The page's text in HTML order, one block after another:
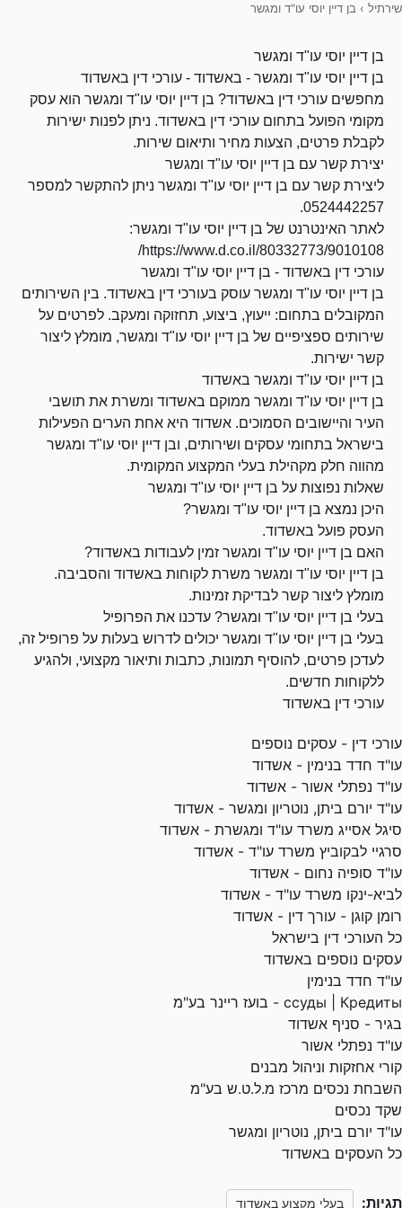
שירתיל › בן דיין יוסי עו"ד ומגשר
בן דיין יוסי עו"ד ומגשר
בן דיין יוסי עו"ד ומגשר - באשדוד - עורכי דין באשדוד
מחפשים עורכי דין באשדוד? בן דיין יוסי עו"ד ומגשר הוא עסק
מקומי הפועל בתחום עורכי דין באשדוד. ניתן לפנות ישירות
לקבלת פרטים, הצעות מחיר ותיאום שירות.
יצירת קשר עם בן דיין יוסי עו"ד ומגשר
ליצירת קשר עם בן דיין יוסי עו"ד ומגשר ניתן להתקשר למספר
0524442257.
לאתר האינטרנט של בן דיין יוסי עו"ד ומגשר:
https://www.d.co.il/80332773/9010108/
עורכי דין באשדוד - בן דיין יוסי עו"ד ומגשר
בן דיין יוסי עו"ד ומגשר עוסק בעורכי דין באשדוד. בין השירותים
המקובלים בתחום: ייעוץ, ביצוע, תחזוקה ומעקב. לפרטים על
שירותים ספציפיים של בן דיין יוסי עו"ד ומגשר, מומלץ ליצור
קשר ישירות.
בן דיין יוסי עו"ד ומגשר באשדוד
בן דיין יוסי עו"ד ומגשר ממוקם באשדוד ומשרת את תושבי
העיר והיישובים הסמוכים. אשדוד היא אחת הערים הפעילות
בישראל בתחומי עסקים ושירותים, ובן דיין יוסי עו"ד ומגשר
מהווה חלק מקהילת בעלי המקצוע המקומית.
שאלות נפוצות על בן דיין יוסי עו"ד ומגשר
היכן נמצא בן דיין יוסי עו"ד ומגשר?
העסק פועל באשדוד.
האם בן דיין יוסי עו"ד ומגשר זמין לעבודות באשדוד?
בן דיין יוסי עו"ד ומגשר משרת לקוחות באשדוד והסביבה.
מומלץ ליצור קשר לבדיקת זמינות.
בעלי בן דיין יוסי עו"ד ומגשר? עדכנו את הפרופיל
בעלי בן דיין יוסי עו"ד ומגשר יכולים לדרוש בעלות על פרופיל זה,
לעדכן פרטים, להוסיף תמונות, כתבות ותיאור מקצועי, ולהגיע
ללקוחות חדשים.
עורכי דין באשדוד
עורכי דין - עסקים נוספים
עו"ד חדד בנימין - אשדוד
עו"ד נפתלי אשור - אשדוד
עו"ד יורם ביתן, נוטריון ומגשר - אשדוד
סיגל אסייג משרד עו"ד ומגשרת - אשדוד
סרגיי לבקוביץ משרד עו"ד - אשדוד
עו"ד סופיה נחום - אשדוד
לביא-ינקו משרד עו"ד - אשדוד
רומן קוגן - עורך דין - אשדוד
כל העורכי דין בישראל
עסקים נוספים באשדוד
עו"ד חדד בנימין
ссуды | Кредиты - בועז ריינר בע"מ
בגיר - סניף אשדוד
עו"ד נפתלי אשור
קורי אחזקות וניהול מבנים
השבחת נכסים מרכז מ.ל.ט.ש בע"מ
שקד נכסים
עו"ד יורם ביתן, נוטריון ומגשר
כל העסקים באשדוד
תגיות: בעלי מקצוע באשדוד